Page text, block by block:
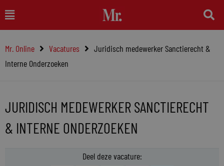
naar
inhoud
Main
Menu
Mr. Online Vacatures
Juridisch medewerker Sanctierecht &
Interne Onderzoeken
JURIDISCH MEDEWERKER SANCTIERECHT
& INTERNE ONDERZOEKEN
Deel deze vacature: